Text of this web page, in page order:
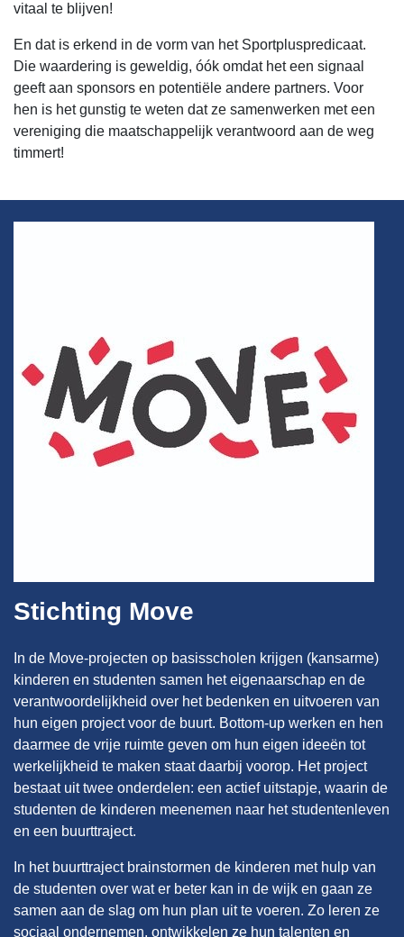
vitaal te blijven!
En dat is erkend in de vorm van het Sportpluspredicaat.
Die waardering is geweldig, óók omdat het een signaal
geeft aan sponsors en potentiële andere partners. Voor
hen is het gunstig te weten dat ze samenwerken met een
vereniging die maatschappelijk verantwoord aan de weg
timmert!
Stichting Move
In de Move-projecten op basisscholen krijgen (kansarme)
kinderen en studenten samen het eigenaarschap en de
verantwoordelijkheid over het bedenken en uitvoeren van
hun eigen project voor de buurt. Bottom-up werken en hen
daarmee de vrije ruimte geven om hun eigen ideeën tot
werkelijkheid te maken staat daarbij voorop. Het project
bestaat uit twee onderdelen: een actief uitstapje, waarin de
studenten de kinderen meenemen naar het studentenleven
en een buurttraject.
In het buurttraject brainstormen de kinderen met hulp van
de studenten over wat er beter kan in de wijk en gaan ze
samen aan de slag om hun plan uit te voeren. Zo leren ze
sociaal ondernemen, ontwikkelen ze hun talenten en